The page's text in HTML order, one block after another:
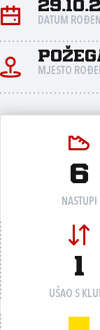
DATUM
MJESTO
6
NASTUPI
1
UŠAO S